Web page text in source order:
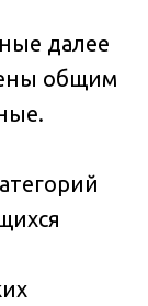
далее
общим